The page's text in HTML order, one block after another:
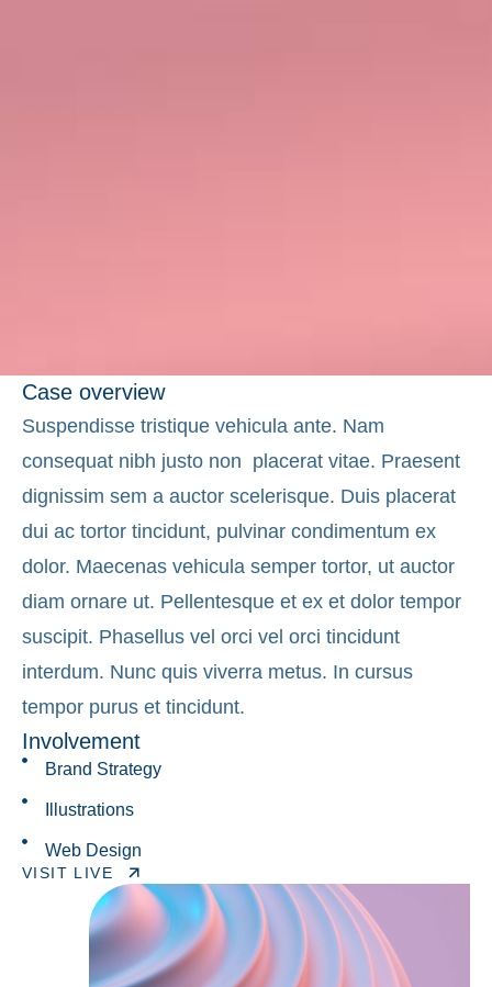
Case overview
Suspendisse tristique vehicula ante. Nam
consequat nibh justo non placerat vitae. Praesent
dignissim sem a auctor scelerisque. Duis placerat
dui ac tortor tincidunt, pulvinar condimentum ex
dolor. Maecenas vehicula semper tortor, ut auctor
diam ornare ut. Pellentesque et ex et dolor tempor
suscipit. Phasellus vel orci vel orci tincidunt
interdum. Nunc quis viverra metus. In cursus
tempor purus et tincidunt.
Involvement
Brand Strategy
Illustrations
Web Design
VISIT LIVE